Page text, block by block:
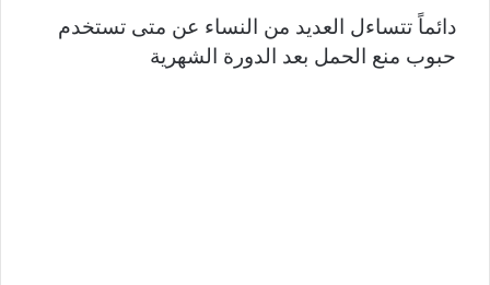
دائماً تتساءل العديد من النساء عن متى تستخدم
حبوب منع الحمل بعد الدورة الشهرية